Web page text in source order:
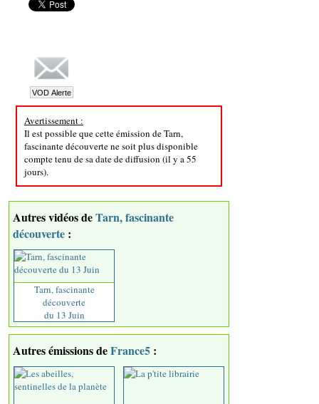
Avertissement :
Il est possible que cette émission de Tarn,
fascinante découverte ne soit plus disponible
compte tenu de sa date de diffusion (il y a 55
jours).
Autres vidéos deTarn, fascinante
découverte :
Tarn, fascinante
découverte
du 13 Juin
Autres émissions deFrance5 :